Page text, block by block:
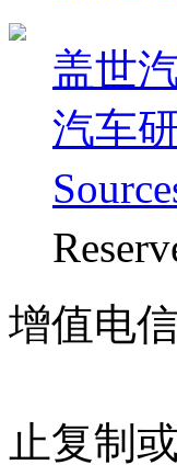
盖世
汽车
增值电
止复制